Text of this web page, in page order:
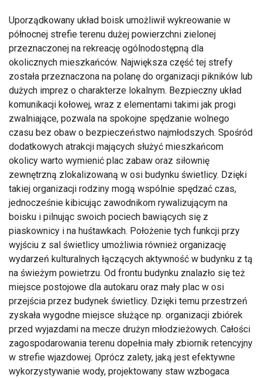
Uporządkowany układ boisk umożliwił wykreowanie w
północnej strefie terenu dużej powierzchni zielonej
przeznaczonej na rekreację ogólnodostępną dla
okolicznych mieszkańców. Największa część tej strefy
została przeznaczona na polanę do organizacji pikników lub
dużych imprez o charakterze lokalnym. Bezpieczny układ
komunikacji kołowej, wraz z elementami takimi jak progi
zwalniające, pozwala na spokojne spędzanie wolnego
czasu bez obaw o bezpieczeństwo najmłodszych. Spośród
dodatkowych atrakcji mających służyć mieszkańcom
okolicy warto wymienić plac zabaw oraz siłownię
zewnętrzną zlokalizowaną w osi budynku świetlicy. Dzięki
takiej organizacji rodziny mogą wspólnie spędzać czas,
jednocześnie kibicując zawodnikom rywalizującym na
boisku i pilnując swoich pociech bawiących się z
piaskownicy i na huśtawkach. Położenie tych funkcji przy
wyjściu z sal świetlicy umożliwia również organizację
wydarzeń kulturalnych łączących aktywność w budynku z tą
na świeżym powietrzu. Od frontu budynku znalazło się też
miejsce postojowe dla autokaru oraz mały plac w osi
przejścia przez budynek świetlicy. Dzięki temu przestrzeń
zyskała wygodne miejsce służące np. organizacji zbiórek
przed wyjazdami na mecze drużyn młodzieżowych. Całości
zagospodarowania terenu dopełnia mały zbiornik retencyjny
w strefie wjazdowej. Oprócz zalety, jaką jest efektywne
wykorzystywanie wody, projektowany staw wzbogaca